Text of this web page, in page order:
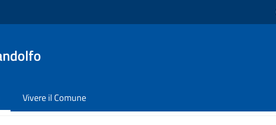
Vivere il Comune